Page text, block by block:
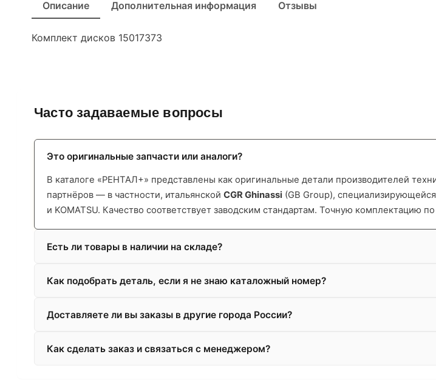
Описание Дополнительная информация Отзывы
Комплект дисков 15017373
Часто задаваемые вопросы
Это оригинальные запчасти или аналоги?
В каталоге «РЕНТАЛ+» представлены как оригинальные детали производителей
партнёров — в частности, итальянской CGR Ghinassi (GB Group),
и KOMATSU. Качество соответствует заводским стандартам. Точную комплектацию
Есть ли товары в наличии на складе?
Как подобрать деталь, если я не знаю каталожный номер?
Доставляете ли вы заказы в другие города России?
Как сделать заказ и связаться с менеджером?